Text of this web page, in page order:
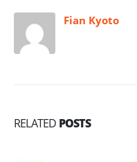
Fian Kyoto
RELATED POSTS